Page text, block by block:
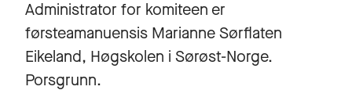
Administrator for komiteen er
førsteamanuensis Marianne Sørflaten
Eikeland, Høgskolen i Sørøst-Norge.
Porsgrunn.